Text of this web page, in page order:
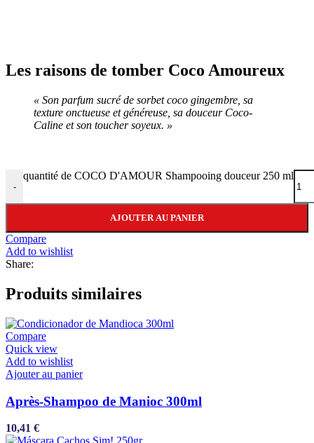
Les raisons de tomber Coco Amoureux
« Son parfum sucré de sorbet coco gingembre, sa
texture onctueuse et généreuse, sa douceur Coco-
Caline et son toucher soyeux. »
-
quantité de COCO D'AMOUR Shampooing douceur 250 ml
AJOUTER AU PANIER
Compare
Add to wishlist
Share:
Produits similaires
Compare
Quick view
Add to wishlist
Ajouter au panier
Après-Shampoo de Manioc 300ml
10,41 €